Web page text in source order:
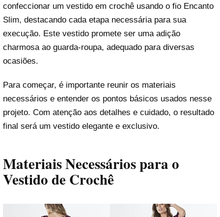
confeccionar um vestido em crochê usando o fio Encanto
Slim, destacando cada etapa necessária para sua
execução. Este vestido promete ser uma adição
charmosa ao guarda-roupa, adequado para diversas
ocasiões.
Para começar, é importante reunir os materiais
necessários e entender os pontos básicos usados nesse
projeto. Com atenção aos detalhes e cuidado, o resultado
final será um vestido elegante e exclusivo.
Materiais Necessários para o
Vestido de Crochê